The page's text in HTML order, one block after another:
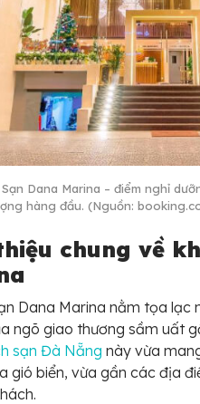
Dana Marina – điểm nghỉ
hàng đầu. (Nguồn:
chung về
Dana Marina nằm tọa lạc
ngõ giao thương sầm uất
sạn Đà Nẵng này vừa
gió biển, vừa gần các địa